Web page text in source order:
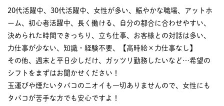
20代活躍中、30代活躍中、女性が多い、賑やかな職場、アットホ
ーム、初心者活躍中、長く働ける、自分の都合に合わせやすい、
決められた時間できっちり、立ち仕事、お客様との対話は多い、
力仕事が少ない、知識・経験不要、【高時給×力仕事なし】
その他、週末と平日少しだけ、ガッツリ勤務したいなど…希望の
シフトをまずはお聞かせください！
玉運びや煙たいタバコのニオイも一切ありませんので、女性にも
タバコが苦手な方でも安心ですよ！